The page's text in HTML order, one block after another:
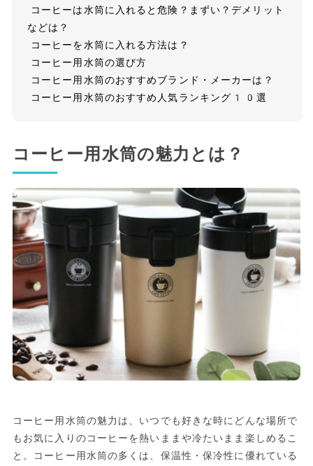
コーヒーは水筒に入れると危険？まずい？デメリット
などは？
コーヒーを水筒に入れる方法は？
コーヒー用水筒の選び方
コーヒー用水筒のおすすめブランド・メーカーは？
コーヒー用水筒のおすすめ人気ランキング10選
コーヒー用水筒の魅力とは？
コーヒー用水筒の魅力は、いつでも好きな時にどんな場所で
もお気に入りのコーヒーを熱いままや冷たいまま楽しめるこ
と。コーヒー用水筒の多くは、保温性・保冷性に優れている